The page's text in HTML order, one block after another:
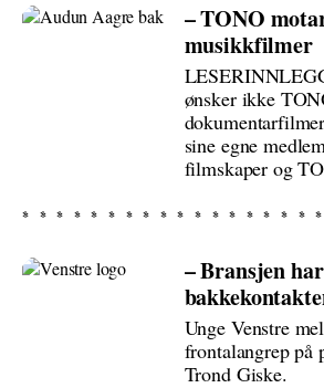
– TONO
musikkfilmer
ønsker ikke
sine egne
filmskaper og
– Bransjen
Unge Venstre
frontalangrep på
Trond Giske.